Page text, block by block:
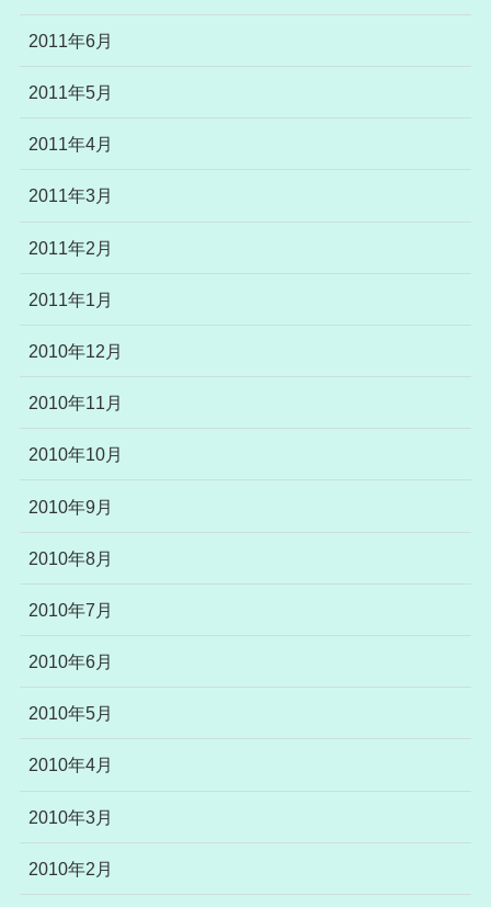
2011年6月
2011年5月
2011年4月
2011年3月
2011年2月
2011年1月
2010年12月
2010年11月
2010年10月
2010年9月
2010年8月
2010年7月
2010年6月
2010年5月
2010年4月
2010年3月
2010年2月